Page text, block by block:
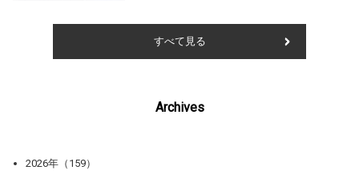
すべて見る
Archives
2026年（159）